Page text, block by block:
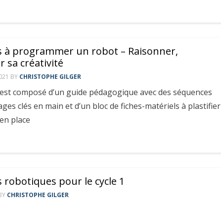
à programmer un robot – Raisonner,
sa créativité
BY CHRISTOPHE GILGER
composé d’un guide pédagogique avec des séquences
clés en main et d’un bloc de fiches-matériels à plastifier
place
robotiques pour le cycle 1
CHRISTOPHE GILGER